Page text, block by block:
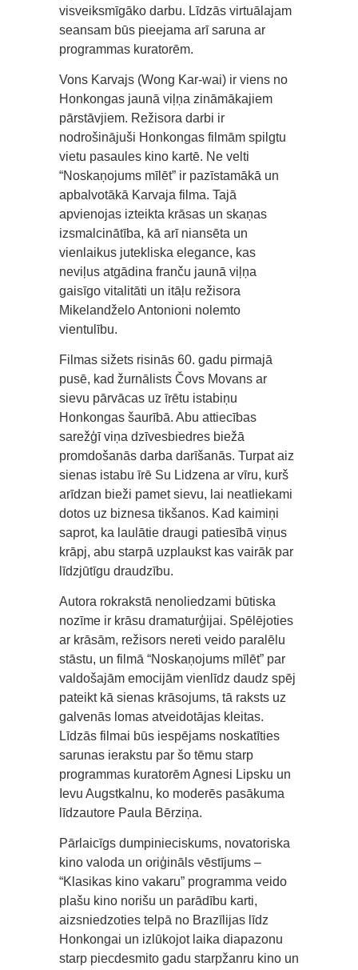
visveiksmīgāko darbu. Līdzās virtuālajam
seansam būs pieejama arī saruna ar
programmas kuratorēm.
Vons Karvajs (Wong Kar-wai) ir viens no
Honkongas jaunā viļņa zināmākajiem
pārstāvjiem. Režisora darbi ir
nodrošinājuši Honkongas filmām spilgtu
vietu pasaules kino kartē. Ne velti
“Noskaņojums mīlēt” ir pazīstamākā un
apbalvotākā Karvaja filma. Tajā
apvienojas izteikta krāsas un skaņas
izsmalcinātība, kā arī niansēta un
vienlaikus jutekliska elegance, kas
neviļus atgādina franču jaunā viļņa
gaisīgo vitalitāti un itāļu režisora
Mikelandželo Antonioni nolemto
vientulību.
Filmas sižets risinās 60. gadu pirmajā
pusē, kad žurnālists Čovs Movans ar
sievu pārvācas uz īrētu istabiņu
Honkongas šaurībā. Abu attiecības
sarežģī viņa dzīvesbiedres biežā
promdošanās darba darīšanās. Turpat aiz
sienas istabu īrē Su Lidzena ar vīru, kurš
arīdzan bieži pamet sievu, lai neatliekami
dotos uz biznesa tikšanos. Kad kaimiņi
saprot, ka laulātie draugi patiesībā viņus
krāpj, abu starpā uzplaukst kas vairāk par
līdzjūtīgu draudzību.
Autora rokrakstā nenoliedzami būtiska
nozīme ir krāsu dramaturģijai. Spēlējoties
ar krāsām, režisors nereti veido paralēlu
stāstu, un filmā “Noskaņojums mīlēt” par
valdošajām emocijām vienlīdz daudz spēj
pateikt kā sienas krāsojums, tā raksts uz
galvenās lomas atveidotājas kleitas.
Līdzās filmai būs iespējams noskatīties
sarunas ierakstu par šo tēmu starp
programmas kuratorēm Agnesi Lipsku un
Ievu Augstkalnu, ko moderēs pasākuma
līdzautore Paula Bērziņa.
Pārlaicīgs dumpinieciskums, novatoriska
kino valoda un oriģināls vēstījums –
“Klasikas kino vakaru” programma veido
plašu kino norišu un parādību karti,
aizsniedzoties telpā no Brazīlijas līdz
Honkongai un izlūkojot laika diapazonu
starp piecdesmito gadu starpžanru kino un